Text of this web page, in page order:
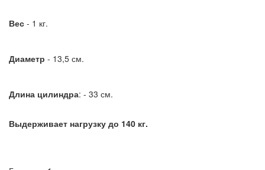
Вес - 1 кг.
Диаметр - 13,5 см.
Длина цилиндра: - 33 см.
Выдерживает нагрузку до 140 кг.